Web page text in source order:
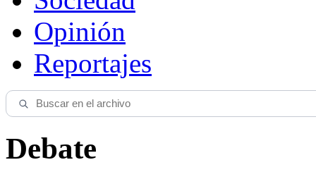
Opinión
Reportajes
Debate